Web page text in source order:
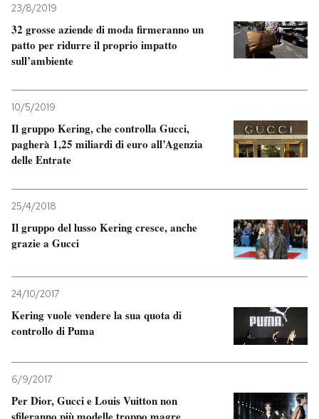
23/8/2019
32 grosse aziende di moda firmeranno un
patto per ridurre il proprio impatto
sull’ambiente
10/5/2019
Il gruppo Kering, che controlla Gucci,
pagherà 1,25 miliardi di euro all’Agenzia
delle Entrate
25/4/2018
Il gruppo del lusso Kering cresce, anche
grazie a Gucci
24/10/2017
Kering vuole vendere la sua quota di
controllo di Puma
6/9/2017
Per Dior, Gucci e Louis Vuitton non